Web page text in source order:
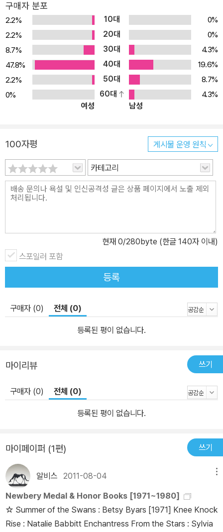
구매자 분포
2.2% 10대
0%
2.2%
20대
0%
8.7%
30대
4.3%
47.8%
40대
19.6%
2.2%
50대
8.7%
0%
60대
4.3%
여성
남성
100자평 게시물 운영 원칙
카테고리
현재 0/280byte (한글 140자 이내)
스포일러 포함
등록
구매자 (0) 전체 (0)
등록된 평이 없습니다.
마이리뷰 쓰기
구매자 (0) 전체 (0)
등록된 평이 없습니다.
마이페이퍼 (1편) 쓰기
알비스 2011-08-04
Newbery Medal & Honor Books [1971~1980]
☆ Summer of the Swans : Betsy Byars [1971] Knee Knock
Rise : Natalie Babbitt Enchantress From the Stars : Sylvia